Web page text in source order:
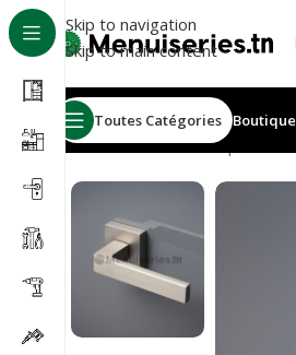
Skip to navigation
Skip to main content
Toutes Catégories Boutique
Accueil/Accessoires portes